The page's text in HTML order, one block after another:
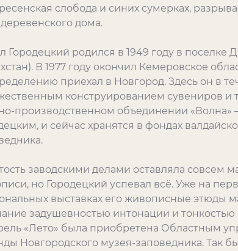
слобода и синих сумерках,
дома.
Городецкий родился в 1949 году в поселке
В 1977 году окончил Кемеровское
приехал в Новгород. Здесь он в
конструированием сувениров и
производственном объединении «Волна»
и сейчас хранятся в фондах
заводскими делами оставляла совсем
но Городецкий успевал всё. Уже на
выставках его живописные этюды
задушевностью интонации и тонкостью
«Лето» была приобретена Областным
Новгородского музея-заповедника. Так